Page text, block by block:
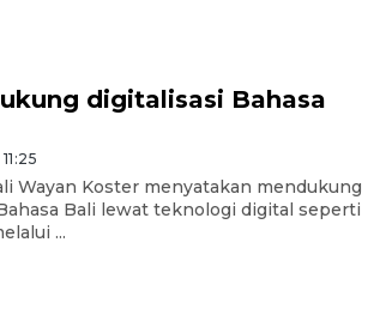
digitalisasi Bahasa
Wayan Koster menyatakan mendukung
Bali lewat teknologi digital seperti
...